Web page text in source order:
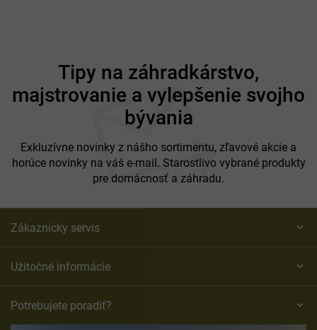
Tipy na záhradkárstvo,
majstrovanie a vylepšenie svojho
bývania
Exkluzívne novinky z nášho sortimentu, zľavové akcie a
horúce novinky na váš e-mail. Starostlivo vybrané produkty
pre domácnosť a záhradu.
Zákaznícky servis
Užitočné informácie
Potrebujete poradiť?